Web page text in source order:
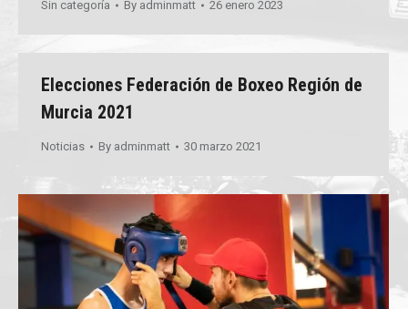
Sin categoría By adminmatt 26 enero 2023
Elecciones Federación de Boxeo Región de
Murcia 2021
Noticias By adminmatt 30 marzo 2021